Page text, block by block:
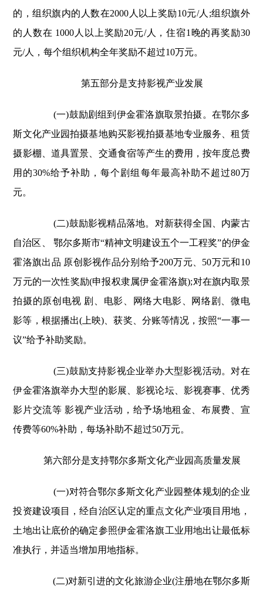
的，组织旗内的人数在2000人以上奖励10元/人;组织旗外
的人数在 1000人以上奖励20元/人，住宿1晚的再奖励30
元/人，每个组织机构全年奖励不超过10万元。
第五部分是支持影视产业发展
(一)鼓励剧组到伊金霍洛旗取景拍摄。在鄂尔多
斯文化产业园拍摄基地购买影视拍摄基地专业服务、租赁
摄影棚、道具置景、交通食宿等产生的费用，按年度总费
用的30%给予补助，每个剧组每年最高补助不超过80万
元。
(二)鼓励影视精品落地。对新获得全国、内蒙古
自治区、 鄂尔多斯市“精神文明建设五个一工程奖”的伊金
霍洛旗出品 原创影视作品分别给予200万元、50万元和10
万元的一次性奖励(申报权隶属伊金霍洛旗);对在旗内取景
拍摄的原创电视 剧、电影、网络大电影、网络剧、微电
影等，根据播出(上映)、获奖、分账等情况，按照“一事一
议”给予补助奖励。
(三)鼓励支持影视企业举办大型影视活动。对在
伊金霍洛旗举办大型的影展、影视论坛、影视赛事、优秀
影片交流等 影视产业活动，给予场地租金、布展费、宣
传费等60%补助，每场补助不超过50万元。
第六部分是支持鄂尔多斯文化产业园高质量发展
(一)对符合鄂尔多斯文化产业园整体规划的企业
投资建设项目，经自治区认定的重点文化产业项目用地，
土地出让底价的确定参照伊金霍洛旗工业用地出让最低标
准执行，并适当增加用地指标。
(二)对新引进的文化旅游企业(注册地在鄂尔多斯